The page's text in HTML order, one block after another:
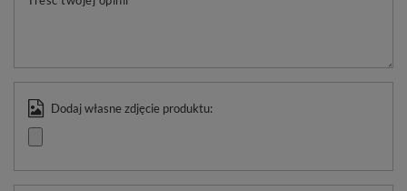
Dodaj własne zdjęcie produktu: